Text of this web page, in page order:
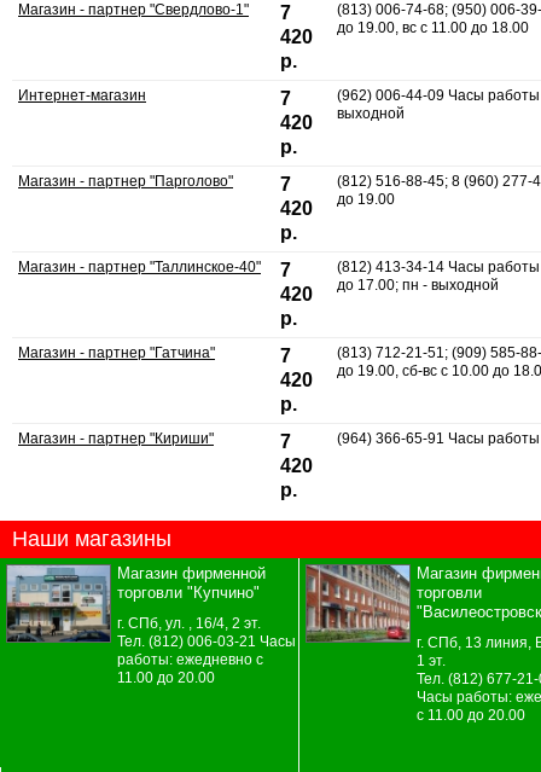
Магазин - партнер "Свердлово-1"
7
420
р.
(813) 006-74-68; (950) 006-
до 19.00, вс с 11.00 до 18.00
Интернет-магазин
7
420
р.
(962) 006-44-09 Часы
выходной
Магазин - партнер "Парголово"
7
420
р.
(812) 516-88-45; 8 (960)
до 19.00
Магазин - партнер "Таллинское-40"
7
420
р.
(812) 413-34-14 Часы
до 17.00; пн - выходной
Магазин - партнер "Гатчина"
7
420
р.
(813) 712-21-51; (909) 585-
до 19.00, сб-вс с 10.00 до
Магазин - партнер "Кириши"
7
420
р.
(964) 366-65-91 Часы
Наши магазины
Магазин фирменной
торговли "Купчино"
г. СПб, ул. , 16/4, 2 эт.
Тел. (812) 006-03-21 Часы
работы: ежедневно с
11.00 до 20.00
Магазин
торговли
г. СПб, 13 линия,
1 эт.
Тел. (812) 677-
Часы работы:
с 11.00 до 20.00